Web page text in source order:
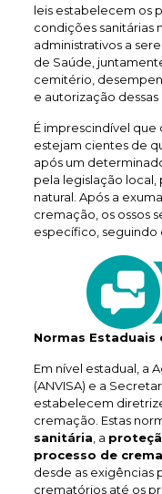
leis estabelecem os
condições sanitárias
administrativos a
de Saúde,
cemitério,
e autorização dessas
É imprescindível que
estejam cientes de
após um
pela legislação
natural. Após a
cremação, os ossos
específico, seguindo
Normas Estaduais
Em nível estadual, a
(ANVISA) e a
estabelecem
cremação. Estas
sanitária , a
processo de
desde as exigências
crematórios até os